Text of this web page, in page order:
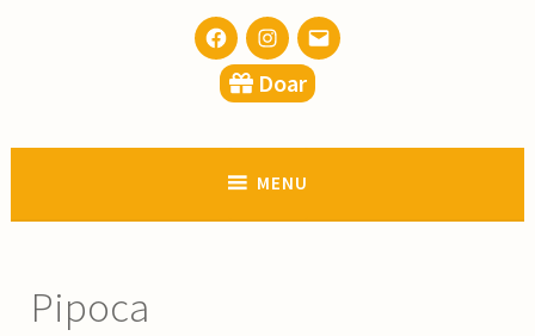
FacebookInstagram
email
Doar
MENU
Pipoca